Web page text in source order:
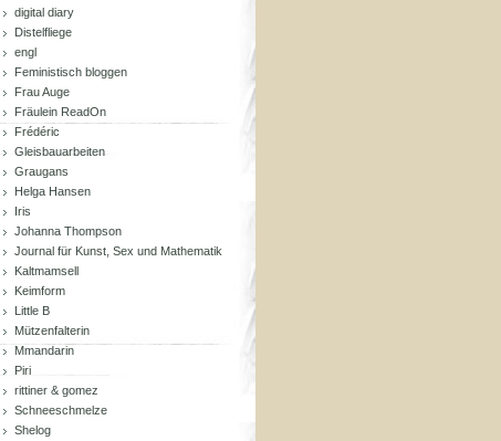
digital diary
Distelfliege
engl
Feministisch bloggen
Frau Auge
Fräulein ReadOn
Frédéric
Gleisbauarbeiten
Graugans
Helga Hansen
Iris
Johanna Thompson
Journal für Kunst, Sex und Mathematik
Kaltmamsell
Keimform
Little B
Mützenfalterin
Mmandarin
Piri
rittiner & gomez
Schneeschmelze
Shelog